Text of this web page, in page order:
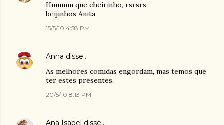
Hummm que cheirinho, rsrsrs
beijinhos Anita
15/5/10 4:58 PM
Anna disse…
As melhores comidas engordam, mas temos que
ter estes presentes.
20/5/10 8:13 PM
Ana Isabel disse…